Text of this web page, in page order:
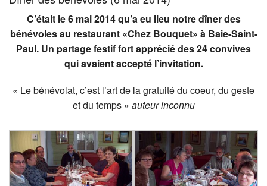
C’était le 6 mai 2014 qu’a eu lieu notre dîner des
bénévoles au restaurant «Chez Bouquet» à Baie-Saint-
Paul. Un partage festif fort apprécié des 24 convives
qui avaient accepté l’invitation.
« Le bénévolat, c’est l’art de la gratuité du coeur, du geste
et du temps » auteur inconnu